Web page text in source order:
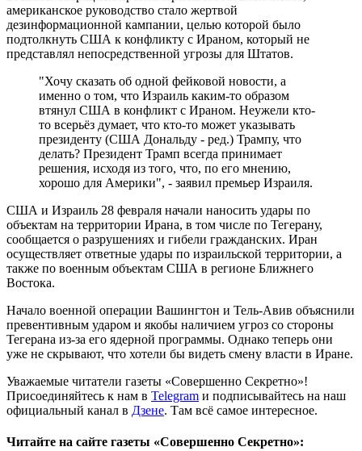
американское руководство стало жертвой
дезинформационной кампании, целью которой было
подтолкнуть США к конфликту с Ираном, который не
представлял непосредственной угрозы для Штатов.
"Хочу сказать об одной фейковой новости, а
именно о том, что Израиль каким-то образом
втянул США в конфликт с Ираном. Неужели кто-
то всерьёз думает, что кто-то может указывать
президенту (США Дональду - ред.) Трампу, что
делать? Президент Трамп всегда принимает
решения, исходя из того, что, по его мнению,
хорошо для Америки", - заявил премьер Израиля.
США и Израиль 28 февраля начали наносить удары по
объектам на территории Ирана, в том числе по Тегерану,
сообщается о разрушениях и гибели гражданских. Иран
осуществляет ответные удары по израильской территории, а
также по военным объектам США в регионе Ближнего
Востока.
Начало военной операции Вашингтон и Тель-Авив объяснили
превентивным ударом и якобы наличием угроз со стороны
Тегерана из-за его ядерной программы. Однако теперь они
уже не скрывают, что хотели бы видеть смену власти в Иране.
Уважаемые читатели газеты «Совершенно Секретно»!
Присоединяйтесь к нам в Telegram и подписывайтесь на наш
официальный канал в Дзене. Там всё самое интересное.
Читайте на сайте газеты «Совершенно Секретно»: